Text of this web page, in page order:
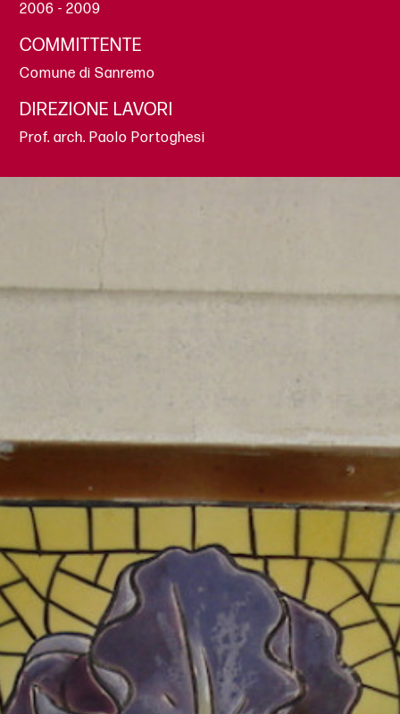
2006 - 2009
COMMITTENTE
Comune di Sanremo
DIREZIONE LAVORI
Prof. arch. Paolo Portoghesi